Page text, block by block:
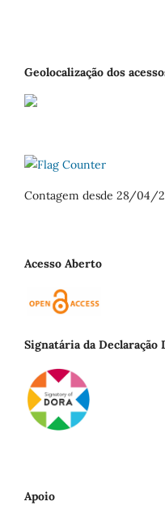
Geolocalização dos
Contagem desde 28/04/
Acesso Aberto
Signatária da Declaração
Apoio